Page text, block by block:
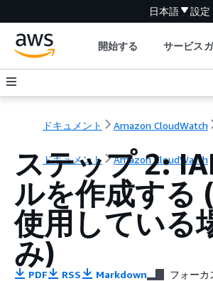
日本語 設定
開始する サービス
ドキュメント Amazon CloudWatch
ドキュメント Amazon CloudWatch
ステップ 2:
ルを作成する
使用している
み)
PDF RSS Markdown フォーカ